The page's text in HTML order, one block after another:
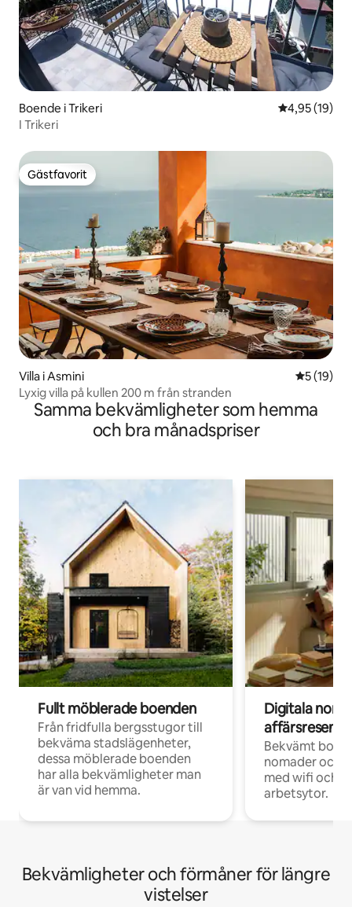
Boende i Trikeri 4,95 av 5 i
4,95 (19)
I Trikeri
Gästfavorit
Gästfavorit
Villa i Asmini 5 av 5 i
5 (19)
Lyxig villa på kullen 200 m från stranden
Samma bekvämligheter som hemma
och bra månadspriser
Fullt möblerade boenden
Från fridfulla bergsstugor till
bekväma stadslägenheter,
dessa möblerade boenden
har alla bekvämligheter man
är van vid hemma.
Digitala
Bekvämt
nomader och
med wifi och
arbetsytor.
Bekvämligheter och förmåner för längre
vistelser